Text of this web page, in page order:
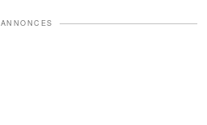
ANNONCES